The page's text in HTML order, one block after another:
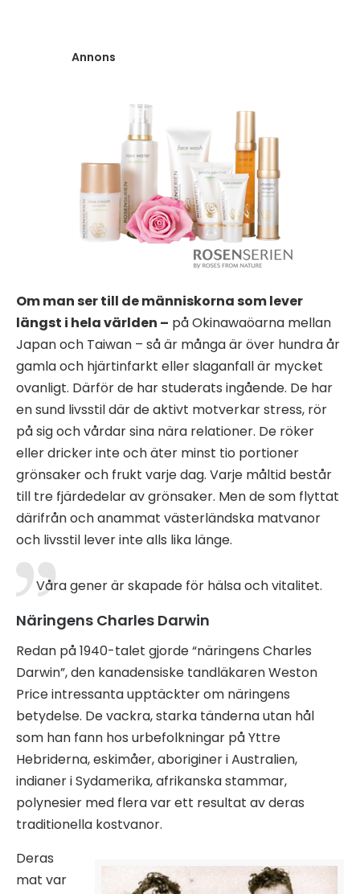
Annons
Om man ser till de människorna som lever
längst i hela världen – på Okinawaöarna mellan
Japan och Taiwan – så är många är över hundra år
gamla och hjärtinfarkt eller slaganfall är mycket
ovanligt. Därför de har studerats ingående. De har
en sund livsstil där de aktivt motverkar stress, rör
på sig och vårdar sina nära relationer. De röker
eller dricker inte och äter minst tio portioner
grönsaker och frukt varje dag. Varje måltid består
till tre fjärdedelar av grönsaker. Men de som flyttat
därifrån och anammat västerländska matvanor
och livsstil lever inte alls lika länge.
Våra gener är skapade för hälsa och vitalitet.
Näringens Charles Darwin
Redan på 1940-talet gjorde “näringens Charles
Darwin”, den kanadensiske tandläkaren Weston
Price intressanta upptäckter om näringens
betydelse. De vackra, starka tänderna utan hål
som han fann hos urbefolkningar på Yttre
Hebriderna, eskimåer, aboriginer i Australien,
indianer i Sydamerika, afrikanska stammar,
polynesier med flera var ett resultat av deras
traditionella kostvanor.
Deras
mat var